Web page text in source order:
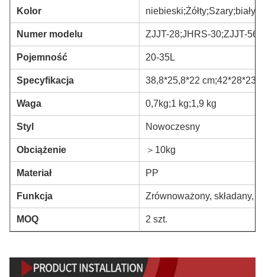
Kolor niebieski;Żółty;Szary;biały
Numer modelu ZJJT-28;JHRS-30;ZJJT-56
Pojemność 20-35L
Specyfikacja 38,8*25,8*22 cm;42*28*23
Waga 0,7kg;1 kg;1,9 kg
Styl Nowoczesny
Obciążenie ＞10kg
Materiał PP
Funkcja Zrównoważony, składany,
MOQ 2 szt.